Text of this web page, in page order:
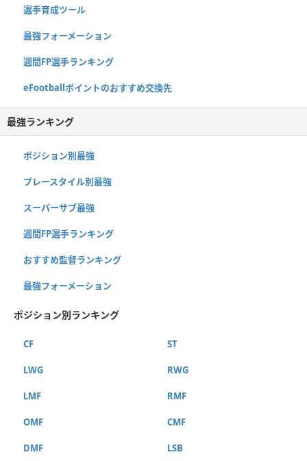
選手育成ツール
最強フォーメーション
週間FP選手ランキング
eFootballポイントのおすすめ交換先
最強ランキング
ポジション別最強
プレースタイル別最強
スーパーサブ最強
週間FP選手ランキング
おすすめ監督ランキング
最強フォーメーション
ポジション別ランキング
CF ST
LWG RWG
LMF RMF
OMF CMF
DMF LSB